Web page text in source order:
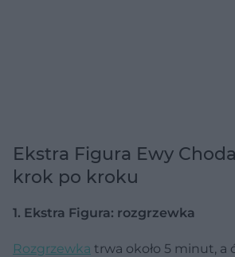
Ekstra Figura Ewy
krok po kroku
1. Ekstra Figura: rozgrzewka
Rozgrzewka trwa około 5 minut, a